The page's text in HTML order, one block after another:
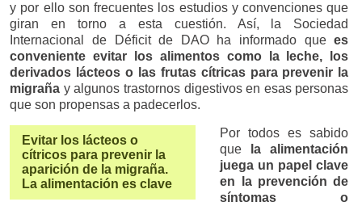
y por ello son frecuentes los estudios y convenciones que
giran en torno a esta cuestión. Así, la Sociedad
Internacional de Déficit de DAO ha informado quees
conveniente evitar los alimentos como la leche, los
derivados lácteos o las frutas cítricas para prevenir la
migraña y algunos trastornos digestivos en esas personas
que son propensas a padecerlos.
Evitar los lácteos o
cítricos para prevenir la
aparición de la migraña.
La alimentación es clave
Por todos es sabido
que la alimentación
juega un papel clave
en la prevención de
síntomas o